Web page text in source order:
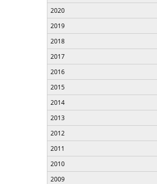
2020
2019
2018
2017
2016
2015
2014
2013
2012
2011
2010
2009